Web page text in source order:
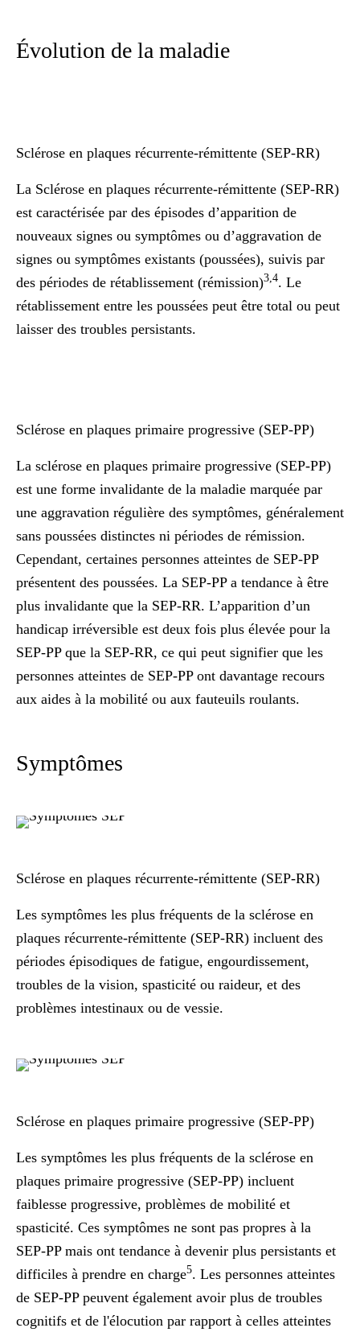
Évolution de la maladie
Sclérose en plaques récurrente-rémittente (SEP-RR)
La Sclérose en plaques récurrente-rémittente (SEP-RR)
est caractérisée par des épisodes d’apparition de
nouveaux signes ou symptômes ou d’aggravation de
signes ou symptômes existants (poussées), suivis par
des périodes de rétablissement (rémission)3,4. Le
rétablissement entre les poussées peut être total ou peut
laisser des troubles persistants.
Sclérose en plaques primaire progressive (SEP-PP)
La sclérose en plaques primaire progressive (SEP-PP)
est une forme invalidante de la maladie marquée par
une aggravation régulière des symptômes, généralement
sans poussées distinctes ni périodes de rémission.
Cependant, certaines personnes atteintes de SEP-PP
présentent des poussées. La SEP-PP a tendance à être
plus invalidante que la SEP-RR. L’apparition d’un
handicap irréversible est deux fois plus élevée pour la
SEP-PP que la SEP-RR, ce qui peut signifier que les
personnes atteintes de SEP-PP ont davantage recours
aux aides à la mobilité ou aux fauteuils roulants.
Symptômes
Sclérose en plaques récurrente-rémittente (SEP-RR)
Les symptômes les plus fréquents de la sclérose en
plaques récurrente-rémittente (SEP-RR) incluent des
périodes épisodiques de fatigue, engourdissement,
troubles de la vision, spasticité ou raideur, et des
problèmes intestinaux ou de vessie.
Sclérose en plaques primaire progressive (SEP-PP)
Les symptômes les plus fréquents de la sclérose en
plaques primaire progressive (SEP-PP) incluent
faiblesse progressive, problèmes de mobilité et
spasticité. Ces symptômes ne sont pas propres à la
SEP-PP mais ont tendance à devenir plus persistants et
difficiles à prendre en charge5. Les personnes atteintes
de SEP-PP peuvent également avoir plus de troubles
cognitifs et de l'élocution par rapport à celles atteintes